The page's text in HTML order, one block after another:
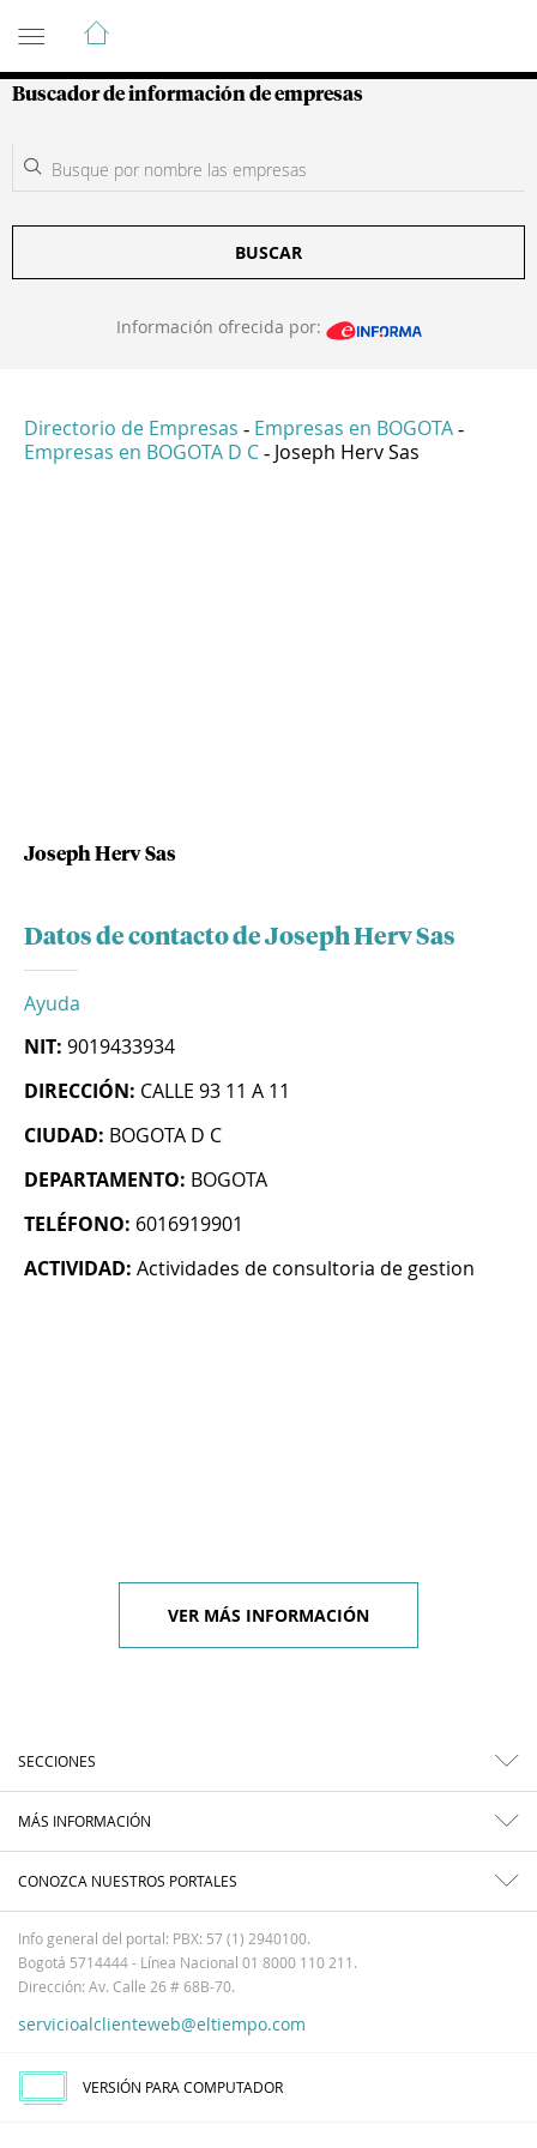
Guía de Empresas Colombianas
Buscador de información de empresas
BUSCAR
Información ofrecida por:
Directorio de Empresas - Empresas en BOGOTA -
Empresas en BOGOTA D C - Joseph Herv Sas
Joseph Herv Sas
Datos de contacto de Joseph Herv Sas
Ayuda
NIT: 9019433934
DIRECCIÓN: CALLE 93 11 A 11
CIUDAD: BOGOTA D C
DEPARTAMENTO: BOGOTA
TELÉFONO: 6016919901
ACTIVIDAD: Actividades de consultoria de gestion
VER MÁS INFORMACIÓN
SECCIONES
MÁS INFORMACIÓN
CONOZCA NUESTROS PORTALES
Info general del portal: PBX: 57 (1) 2940100.
Bogotá 5714444 - Línea Nacional 01 8000 110 211.
Dirección: Av. Calle 26 # 68B-70.
servicioalclienteweb@eltiempo.com
VERSIÓN PARA COMPUTADOR